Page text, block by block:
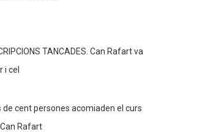
TANCADES. Can Rafart va
i cel
de cent persones acomiaden el curs
Rafart